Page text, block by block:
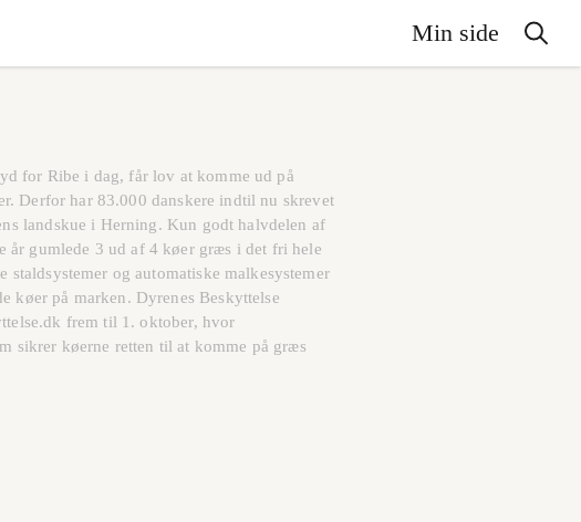
Min side
for Ribe i dag, får lov at komme ud på
Derfor har 83.000 danskere indtil nu skrevet
landskue i Herning. Kun godt halvdelen af
år gumlede 3 ud af 4 køer græs i det fri hele
og automatiske malkesystemer
køer på marken. Dyrenes Beskyttelse
frem til 1. oktober, hvor
sikrer køerne retten til at komme på græs